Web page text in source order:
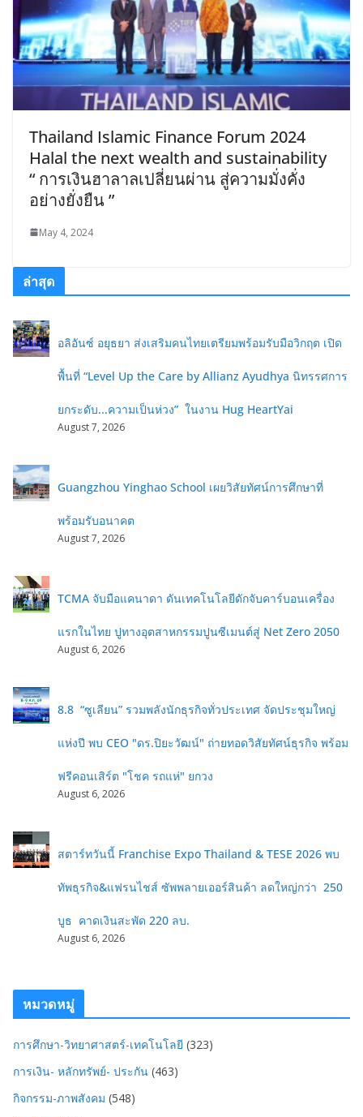
Thailand Islamic Finance Forum 2024
Halal the next wealth and sustainability
“ การเงินฮาลาลเปลี่ยนผ่าน สู่ความมั่งคั่ง
อย่างยั่งยืน ”
May 4, 2024
ล่าสุด
อลิอันซ์ อยุธยา ส่งเสริมคนไทยเตรียมพร้อมรับมือวิกฤต เปิด
พื้นที่ “Level Up the Care by Allianz Ayudhya นิทรรศการ
ยกระดับ...ความเป็นห่วง” ในงาน Hug HeartYai
August 7, 2026
Guangzhou Yinghao School เผยวิสัยทัศน์การศึกษาที่
พร้อมรับอนาคต
August 7, 2026
TCMA จับมือแคนาดา ดันเทคโนโลยีดักจับคาร์บอนเครื่อง
แรกในไทย ปูทางอุตสาหกรรมปูนซีเมนต์สู่ Net Zero 2050
August 6, 2026
8.8 “ซูเลียน” รวมพลังนักธุรกิจทั่วประเทศ จัดประชุมใหญ่
แห่งปี พบ CEO "ดร.ปิยะวัฒน์" ถ่ายทอดวิสัยทัศน์ธุรกิจ พร้อม
ฟรีคอนเสิร์ต "โชค รถแห่" ยกวง
August 6, 2026
สตาร์ทวันนี้ Franchise Expo Thailand & TESE 2026 พบ
ทัพธุรกิจ&แฟรนไชส์ ซัพพลายเออร์สินค้า ลดใหญ่กว่า 250
บูธ คาดเงินสะพัด 220 ลบ.
August 6, 2026
หมวดหมู่
การศึกษา-วิทยาศาสตร์-เทคโนโลยี (323)
การเงิน- หลักทรัพย์- ประกัน (463)
กิจกรรม-ภาพสังคม (548)